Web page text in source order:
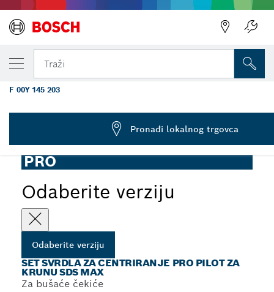
Traži
PRO
Odaberite verziju
Odaberite verziju
SET SVRDLA ZA CENTRIRANJE PRO PILOT ZA
KRUNU SDS MAX
Za bušaće čekiće
VAŠA ODABRANA VERZIJA
PRO Pilot Drill Set za SDS max Core
115,5 x 84 mm
F 00Y 145 203
Pronađi lokalnog trgovca